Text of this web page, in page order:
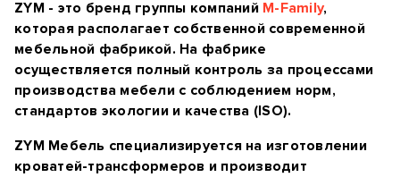
ZYM - это бренд группы компаний M-Family,
которая располагает собственной современной
мебельной фабрикой. На фабрике
осуществляется полный контроль за процессами
производства мебели с соблюдением норм,
стандартов экологии и качества (ISO).
ZYM Мебель специализируется на изготовлении
кроватей-трансформеров и производит